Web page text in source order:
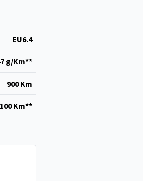
EU6.4
g/Km**
900 Km
Km**